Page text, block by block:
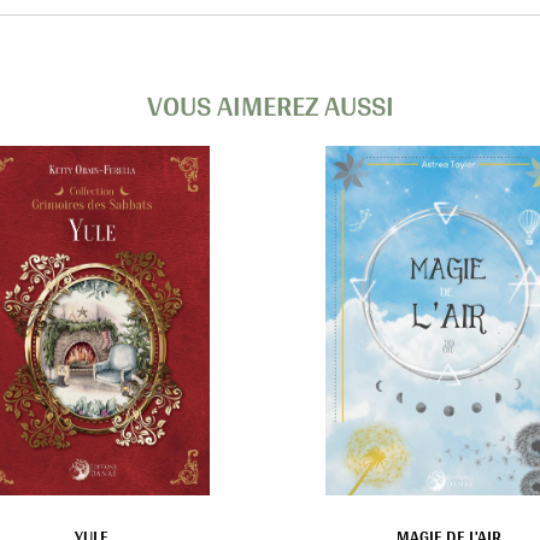
VOUS AIMEREZ AUSSI